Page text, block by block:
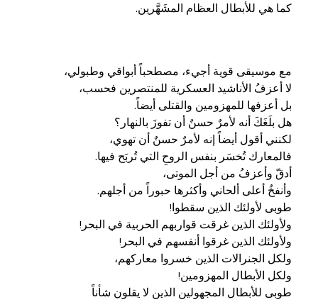
کما هي للأبطال العظام المشَهَّرین.
بل أعزفها للمهزومين والقتلى أيضاً.
فالمعارك تُخسَر بنفس الروحِ التي تُربَح فيها.
وأنفخُ أعلى ألحاني وأكثرها حبوراً من أجلهم.